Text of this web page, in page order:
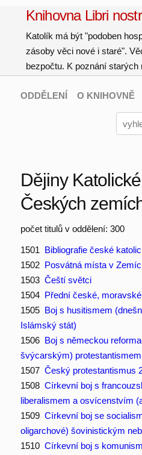
Knihovna Libri
Katolík má být "podoben
zásoby věci nové i staré".
bezpočtu. K poznání
ODDĚLENÍ O KNIHOVNĚ
Dějiny
Českých
počet titulů v oddělení: 300
1501 Bibliografie české
1502 Posvátná místa v
1503 Čeští světci
1504 Přední české,
1505 Boj s husitismem
Islámský stát)
1506 Boj s německou
švýcarským) protestantismem
1507 Český protestantismus
1508 Církevní boj s
liberalismem a osvícenstvím
1509 Církevní boj se
oligarchové) šovinistickým
1510 Církevní boj s